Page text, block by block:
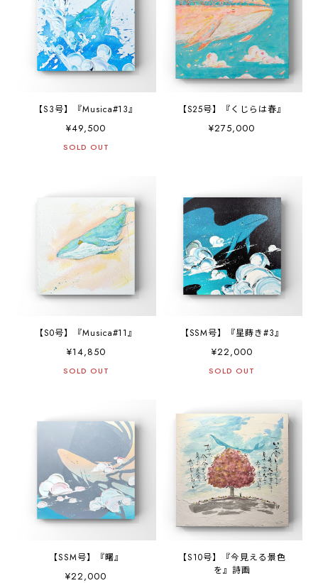
【S3号】『Musica#13』
¥49,500
SOLD OUT
【S25号】『くじらは春』
¥275,000
【S0号】『Musica#11』
¥14,850
SOLD OUT
【SSM号】『星蒔き#3』
¥22,000
SOLD OUT
【SSM号】『曙』
¥22,000
【S10号】『今見える景色
を』詩画